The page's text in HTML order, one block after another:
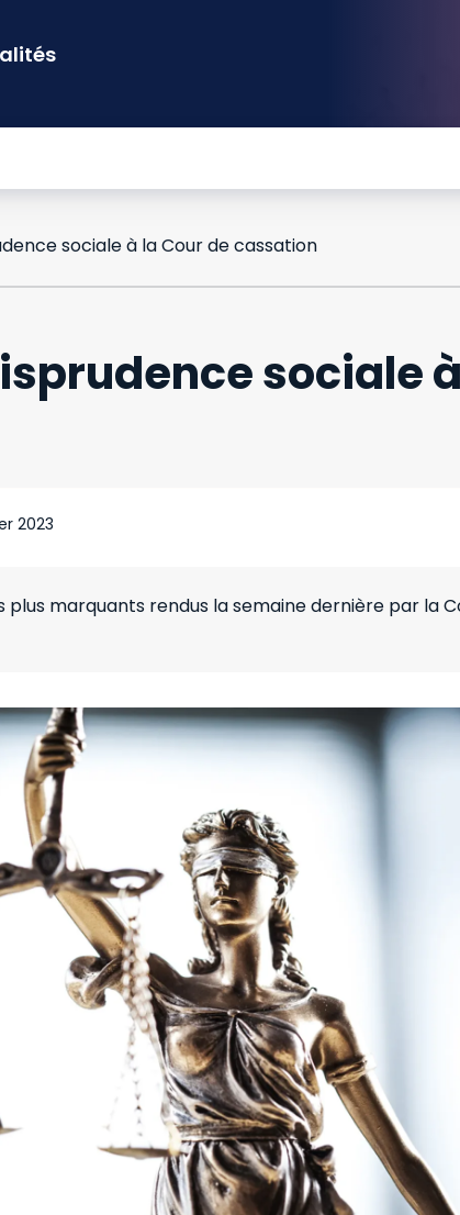
sociale à la Cour de cassation
sociale
2023
marquants rendus la semaine dernière par la